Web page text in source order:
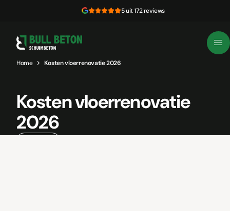
5 uit 172 reviews
Home Kosten vloerrenovatie 2026
Kosten vloerrenovatie
2026